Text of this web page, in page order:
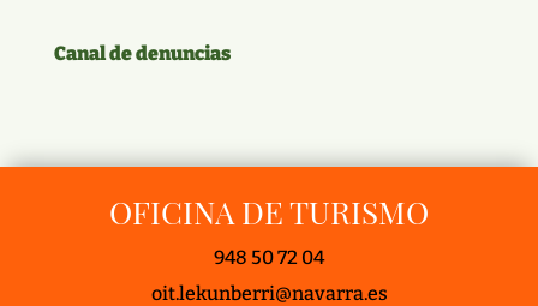
Canal de denuncias
OFICINA DE TURISMO
948 50 72 04
oit.lekunberri@navarra.es